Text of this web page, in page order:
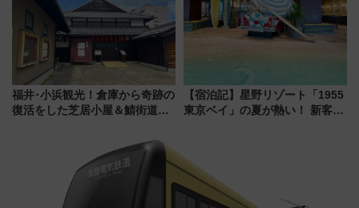
福井･小浜観光！倉庫から奇跡の
復活をした芝居小屋＆鯖街道の
でBBQ、老舗お酢店ソフトなど
歴史＆グルメ散歩
【宿泊記】星野リゾート「1955
東京ベイ」の夏が熱い！ 新客室
を満喫（千葉県浦安市）